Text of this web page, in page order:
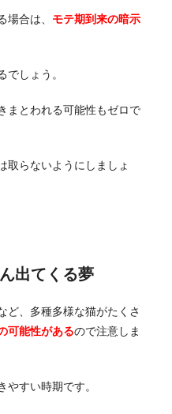
場合は、 モテ期到来の暗示
でしょう。
まとわれる可能性もゼロで
取らないようにしましょ
出てくる夢
ど、多種多様な猫がたくさ
可能性があるので注意しま
すい時期です。